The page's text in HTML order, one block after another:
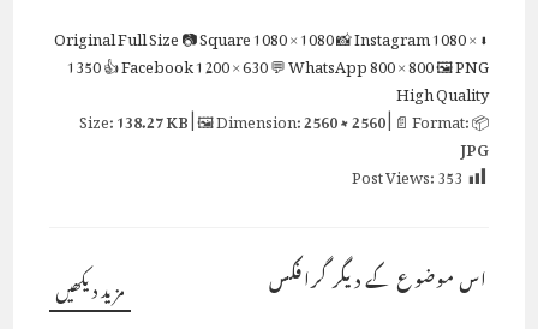
⬇ Original
Full Size📷 Square1080 × 1080📸 Instagram1080 ×
1350👍 Facebook1200 × 630💬 WhatsApp800 × 800🖼 PNG
High Quality
📦 Size:
138.27 KB| 🖼 Dimension:2560 × 2560| 📄 Format:
JPG
Post Views:353
اس موضوع کے دیگر گرافکس مزید دیکھیں